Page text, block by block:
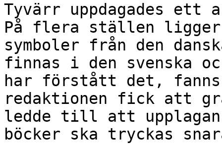
Tyvärr uppdagades
På flera ställen
symboler från den
finnas i den svenska
har förstått det,
redaktionen fick att
ledde till att
böcker ska tryckas